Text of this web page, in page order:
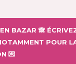
de Juliette